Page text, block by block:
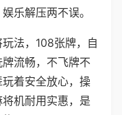
乐解压两不误。
法，108张牌，自
流畅，不飞牌不
着安全放心，操
机耐用实惠，是